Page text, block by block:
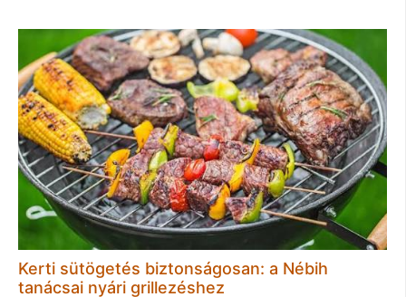
Kerti sütögetés biztonságosan: a Nébih
tanácsai nyári grillezéshez